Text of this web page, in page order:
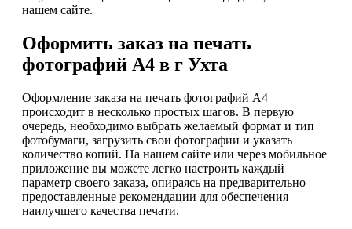
нашем сайте.
Оформить заказ на печать
фотографий А4 в г Ухта
Оформление заказа на печать фотографий А4
происходит в несколько простых шагов. В первую
очередь, необходимо выбрать желаемый формат и тип
фотобумаги, загрузить свои фотографии и указать
количество копий. На нашем сайте или через мобильное
приложение вы можете легко настроить каждый
параметр своего заказа, опираясь на предварительно
предоставленные рекомендации для обеспечения
наилучшего качества печати.